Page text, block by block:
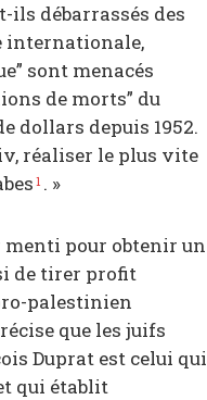
ils débarrassés des
internationale,
sont menacés
de morts” du
dollars depuis 1952.
réaliser le plus vite
1 . »
menti pour obtenir un
de tirer profit
palestinien
que les juifs
Duprat est celui qui
qui établit